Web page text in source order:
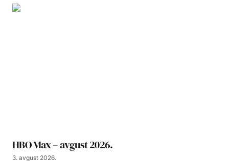
HBO Max – avgust 2026.
3. avgust 2026.